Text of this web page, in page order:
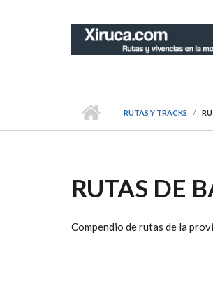
RUTAS Y TRACKS
RUTAS DE
Compendio de rutas de la